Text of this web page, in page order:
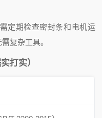
定期检查密封条和电机运
复杂工具。
打实）